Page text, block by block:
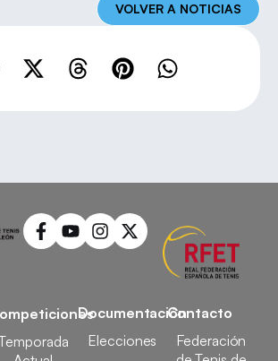
VOLVER A NOTICIAS
Documentación
Elecciones
Contacto
Federación